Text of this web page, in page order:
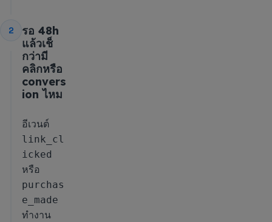
2
รอ 48h
แล้วเช็
กว่ามี
คลิกหรือ
convers
ion ไหม
อีเวนต์
link_cl
icked
หรือ
purchas
e_made
ทำงาน